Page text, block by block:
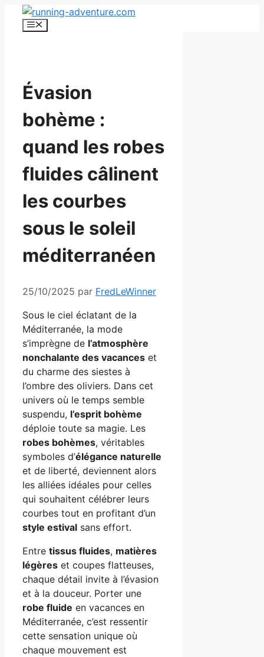
Aller
Menu
Évasion
bohème :
quand les robes
fluides câlinent
les courbes
sous le soleil
méditerranéen
25/10/2025 par FredLeWinner
Sous le ciel éclatant de la
Méditerranée, la mode
s’imprègne de l’atmosphère
nonchalante des vacances et
du charme des siestes à
l’ombre des oliviers. Dans cet
univers où le temps semble
suspendu, l’esprit bohème
déploie toute sa magie. Les
robes bohèmes, véritables
symboles d’élégance naturelle
et de liberté, deviennent alors
les alliées idéales pour celles
qui souhaitent célébrer leurs
courbes tout en profitant d’un
style estival sans effort.
Entre tissus fluides, matières
légères et coupes flatteuses,
chaque détail invite à l’évasion
et à la douceur. Porter une
robe fluide en vacances en
Méditerranée, c’est ressentir
cette sensation unique où
chaque mouvement est